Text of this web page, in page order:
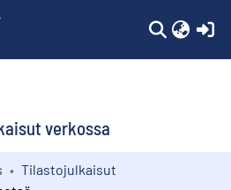
verkossa
Tilastojulkaisut